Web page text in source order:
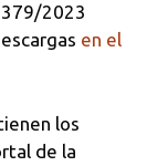
2023
en el
los
de la